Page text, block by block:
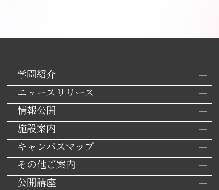
学園紹介
ニュースリリース
情報公開
施設案内
キャンパスマップ
その他ご案内
公開講座